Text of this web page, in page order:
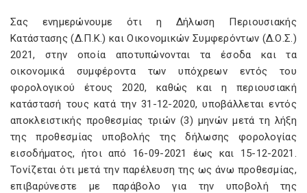
Σας ενημερώνουμε ότι η Δήλωση Περιουσιακής
Κατάστασης (Δ.Π.Κ.) και Οικονομικών Συμφερόντων (Δ.Ο.Σ.)
2021, στην οποία αποτυπώνονται τα έσοδα και τα
οικονομικά συμφέροντα των υπόχρεων εντός του
φορολογικού έτους 2020, καθώς και η περιουσιακή
κατάστασή τους κατά την 31-12-2020, υποβάλλεται εντός
αποκλειστικής προθεσμίας τριών (3) μηνών μετά τη λήξη
της προθεσμίας υποβολής της δήλωσης φορολογίας
εισοδήματος, ήτοι από 16-09-2021 έως και 15-12-2021.
Τονίζεται ότι μετά την παρέλευση της ως άνω προθεσμίας,
επιβαρύνεστε με παράβολο για την υποβολή της